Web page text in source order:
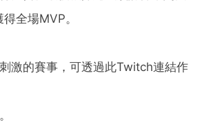
全場MVP。
激的賽事，可透過此Twitch連結作